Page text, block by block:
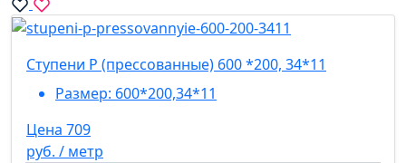
Ступени P (прессованные) 600 *200, 34*11
Размер: 600*200,34*11
Цена 709
руб. / метр